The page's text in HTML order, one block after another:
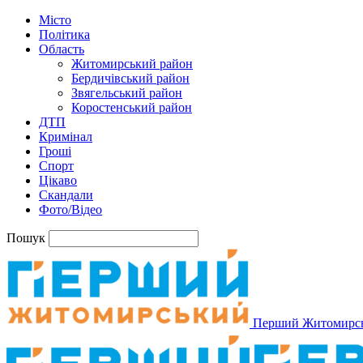
Місто
Політика
Область
Житомирський район
Бердичівський район
Звягельський район
Коростенський район
ДТП
Кримінал
Гроші
Спорт
Цікаво
Скандали
Фото/Відео
Пошук
Перший